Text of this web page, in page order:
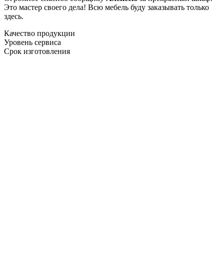
Это мастер своего дела! Всю мебель буду заказывать только
здесь.
Качество продукции
Уровень сервиса
Срок изготовления